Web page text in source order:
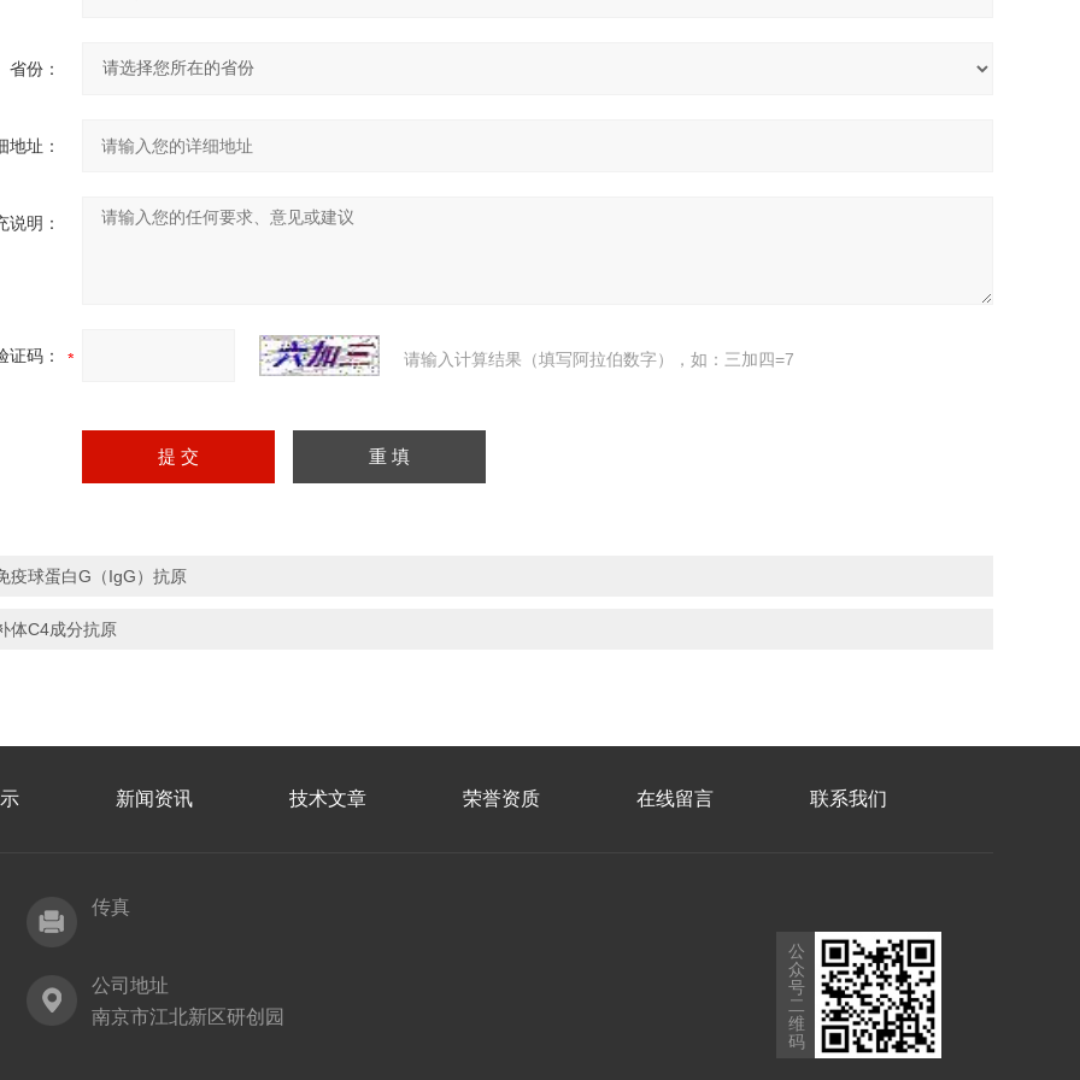
省份：
地址：
说明：
证码： 请输入计算结果（填写阿拉伯数字），如：三加四=7
疫球蛋白G（IgG）抗原
体C4成分抗原
新闻资讯 技术文章 荣誉资质 在线留言 联系我们
传真
公司地址
南京市江北新区研创园
公
众
号
二
维
码